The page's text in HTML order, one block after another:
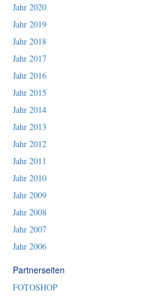
Jahr 2020
Jahr 2019
Jahr 2018
Jahr 2017
Jahr 2016
Jahr 2015
Jahr 2014
Jahr 2013
Jahr 2012
Jahr 2011
Jahr 2010
Jahr 2009
Jahr 2008
Jahr 2007
Jahr 2006
Partnerseiten
FOTOSHOP